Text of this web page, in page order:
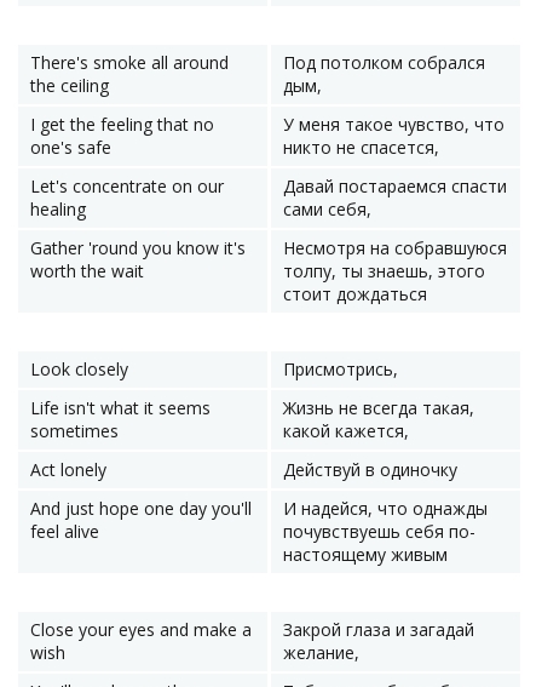
There's smoke all around
the ceiling
Под потолком собрался
дым,
I get the feeling that no
one's safe
У меня такое чувство, что
никто не спасется,
Let's concentrate on our
healing
Давай постараемся спасти
сами себя,
Gather 'round you know it's
worth the wait
Несмотря на собравшуюся
толпу, ты знаешь, этого
стоит дождаться
Look closely
Присмотрись,
Life isn't what it seems
sometimes
Жизнь не всегда такая,
какой кажется,
Act lonely
Действуй в одиночку
And just hope one day you'll
feel alive
И надейся, что однажды
почувствуешь себя по-
настоящему живым
Close your eyes and make a
wish
Закрой глаза и загадай
желание,